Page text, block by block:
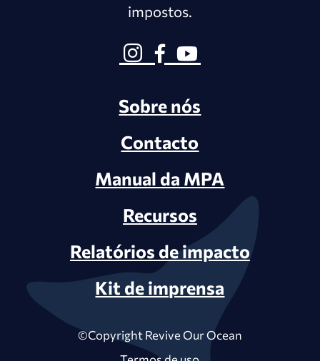
impostos.
Sobre nós
Contacto
Manual da MPA
Recursos
Relatórios de impacto
Kit de imprensa
©Copyright Revive Our Ocean